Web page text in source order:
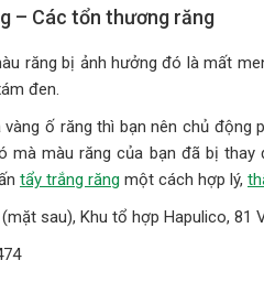
– Các tổn thương răng
răng bị ảnh hưởng đó là mất
đen.
ố răng thì bạn nên chủ
mà màu răng của bạn đã bị
tẩy trắng răng một cách hợp lý,
sau), Khu tổ hợp Hapulico, 81